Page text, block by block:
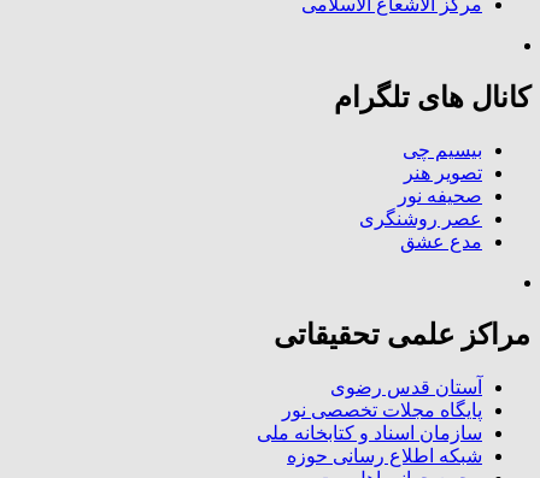
مرکز الاشعاع الاسلامی
کانال های تلگرام
بیسیم چی
تصویر هنر
صحیفه نور
عصر روشنگری
مدع عشق
مراکز علمی تحقیقاتی
آستان قدس رضوی
پایگاه مجلات تخصصی نور
سازمان اسناد و کتابخانه ملی
شبکه اطلاع رسانی حوزه